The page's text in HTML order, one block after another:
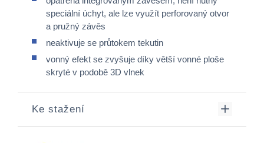
speciální úchyt, ale lze využít perforovaný otvor
a pružný závěs
neaktivuje se průtokem tekutin
vonný efekt se zvyšuje díky větší vonné ploše
skryté v podobě 3D vlnek
Ke stažení